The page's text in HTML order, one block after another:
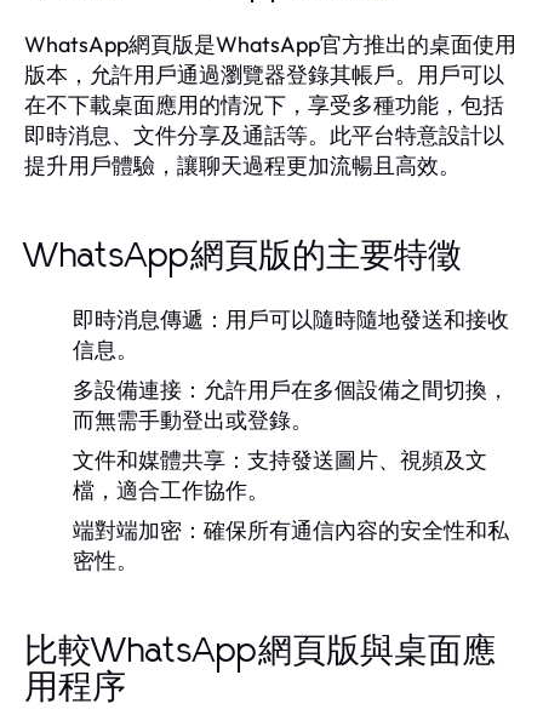
WhatsApp網頁版是WhatsApp官方推出的桌面使用
版本，允許用戶通過瀏覽器登錄其帳戶。用戶可以
在不下載桌面應用的情況下，享受多種功能，包括
即時消息、文件分享及通話等。此平台特意設計以
提升用戶體驗，讓聊天過程更加流暢且高效。
WhatsApp網頁版的主要特徵
即時消息傳遞： 用戶可以隨時隨地發送和接收
信息。
多設備連接： 允許用戶在多個設備之間切換，
而無需手動登出或登錄。
文件和媒體共享： 支持發送圖片、視頻及文
檔，適合工作協作。
端對端加密： 確保所有通信內容的安全性和私
密性。
比較WhatsApp網頁版與桌面應
用程序